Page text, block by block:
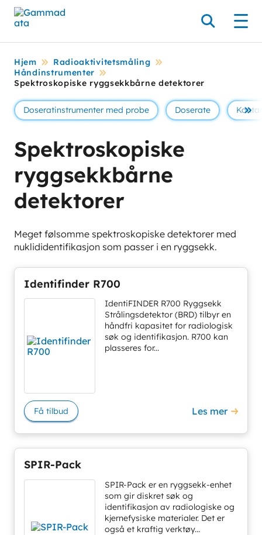
Hopp
til
Søk
Hjem
Radioaktivitetsmåling
Håndinstrumenter
Spektroskopiske ryggsekkbårne detektorer
Doseratinstrumenter med probe Doserate Se
Spektroskopiske
ryggsekkbårne
detektorer
Meget følsomme spektroskopiske detektorer med
nuklididentifikasjon som passer i en ryggsekk.
Identifinder R700
IdentiFINDER R700 Ryggsekk
Strålingsdetektor (BRD) tilbyr en
håndfri kapasitet for radiologisk
søk og identifikasjon. R700 kan
plasseres for...
Få tilbud Les mer
SPIR-Pack
SPIR-Pack er en ryggsekk-enhet
som gir diskret søk og
identifikasjon av radiologiske og
kjernefysiske materialer. Det er
også et kraftig verktøy...